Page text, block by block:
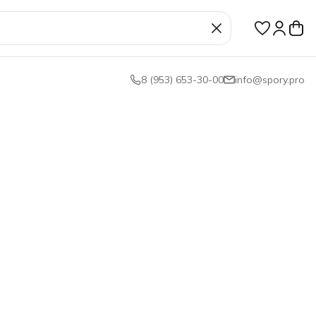
8 (953) 653-30-00 info@spory.pro